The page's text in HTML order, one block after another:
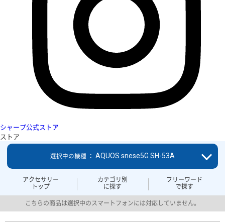
シャープ公式ストア
ストア
アクセサリー
トップ
カテゴリ別
に探す
フリーワード
で探す
選択中の機種 ： AQUOS snese5G SH-53A
こちらの商品は選択中のスマートフォンには対応していません。